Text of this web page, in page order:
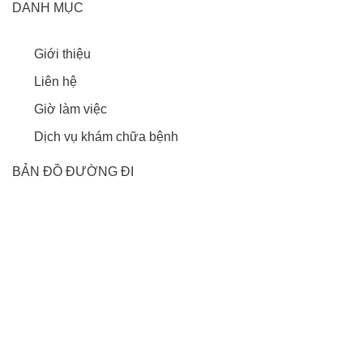
DANH MỤC
Giới thiệu
Liên hệ
Giờ làm việc
Dịch vụ khám chữa bệnh
BẢN ĐỒ ĐƯỜNG ĐI